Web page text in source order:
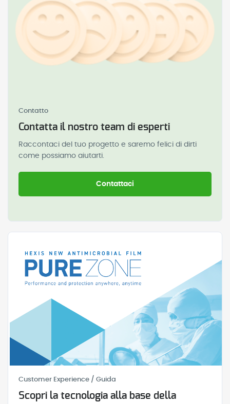
Contatto
Contatta il nostro team di esperti
Raccontaci del tuo progetto e saremo felici di dirti
come possiamo aiutarti.
Contattaci
Customer Experience / Guida
Scopri la tecnologia alla base della